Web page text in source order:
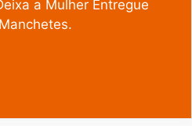
a Mulher Entregue